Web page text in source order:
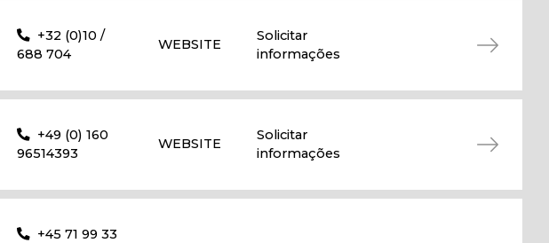
+32 (0)10 /
688 704
WEBSITE
Solicitar
informações
+49 (0) 160
96514393
WEBSITE
Solicitar
informações
+45 71 99 33